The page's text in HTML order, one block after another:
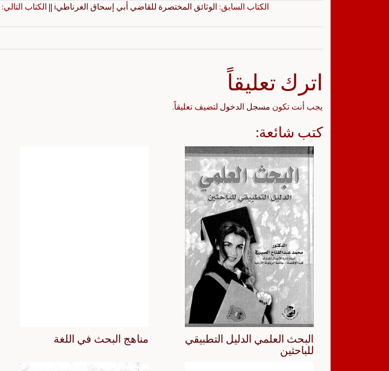
الكتاب السابق: الوثائق المختصرة للقاضي أبي إسحاق الغرناطيi || الكتاب التالي:
اترك تعليقاً
يجب أنت تكون مسجل الدخول لتضيف تعليقاً.
كتب شائعة:
مناهج البحث في اللغة
البحث العلمي الدليل التطبيقي
للباحثين